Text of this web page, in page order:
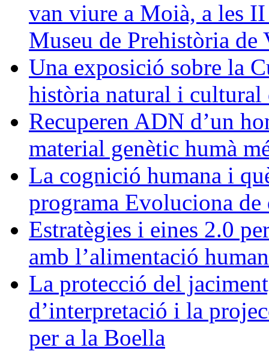
van viure a Moià, a les
Museu de Prehistòria de
Una exposició sobre la
història natural i cultural
Recuperen ADN d’un
material genètic humà
La cognició humana i
programa Evoluciona de
Estratègies i eines 2.0
amb l’alimentació
La protecció del
d’interpretació i la
per a la Boella